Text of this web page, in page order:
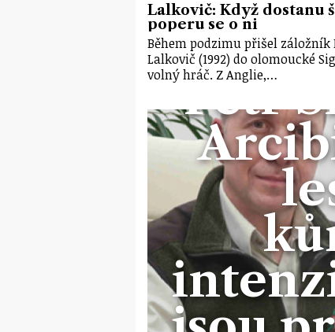
Lalkovič: Když dostanu
poperu se o ni
Během podzimu přišel
Lalkovič (1992) do olomoucké
volný hráč. Z Anglie,…
Petr